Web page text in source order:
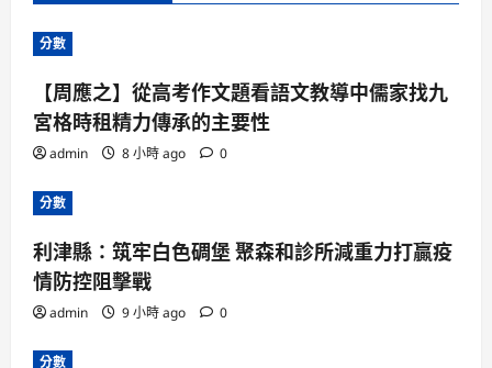
分數
【周應之】從高考作文題看語文教導中儒家找九
宮格時租精力傳承的主要性
admin 8 小時 ago 0
分數
利津縣：筑牢白色碉堡 聚森和診所減重力打贏疫
情防控阻擊戰
admin 9 小時 ago 0
分數